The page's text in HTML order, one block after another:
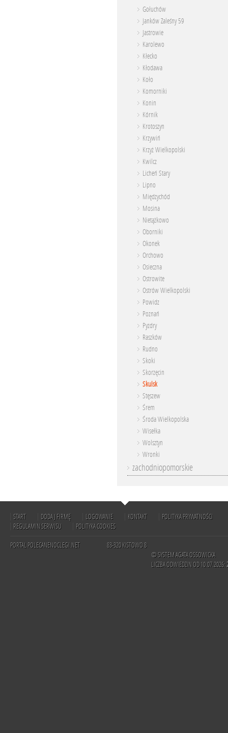
Gołuchów
Janków Zaleśny 59
Jastrowie
Karolewo
Kłecko
Kłodawa
Koło
Komorniki
Konin
Kórnik
Krotoszyn
Krzywiń
Krzyż Wielkopolski
Kwilcz
Licheń Stary
Lipno
Międzychód
Mosina
Nietążkowo
Oborniki
Okonek
Orchowo
Osieczna
Ostrowite
Ostrów Wielkopolski
Powidz
Poznań
Pyzdry
Raszków
Rudno
Skoki
Skorzęcin
Skulsk
Stęszew
Śrem
Środa Wielkopolska
Wisełka
Wolsztyn
Wronki
zachodniopomorskie
START DODAJ FIRMĘ LOGOWANIE KONTAKT
POLITYKA PRYWATNOŚCI
REGULAMIN SERWISU
POLITYKA COOKIES
PORTAL POLECANENOCLEGI.NET
83-320 KISTOWO 8
© SYSTEM AGATA OSSOWICKA
LICZBA ODWIEDZIN OD 10.07.2026: